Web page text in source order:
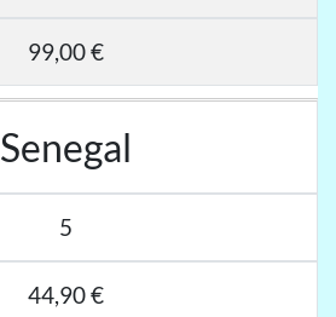
99,00 €
Senegal
5
44,90 €